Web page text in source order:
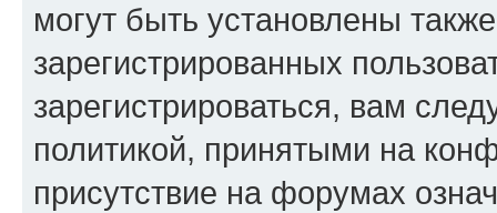
могут быть установлены
зарегистрированных
зарегистрироваться, вам
политикой, принятыми на
присутствие на форумах